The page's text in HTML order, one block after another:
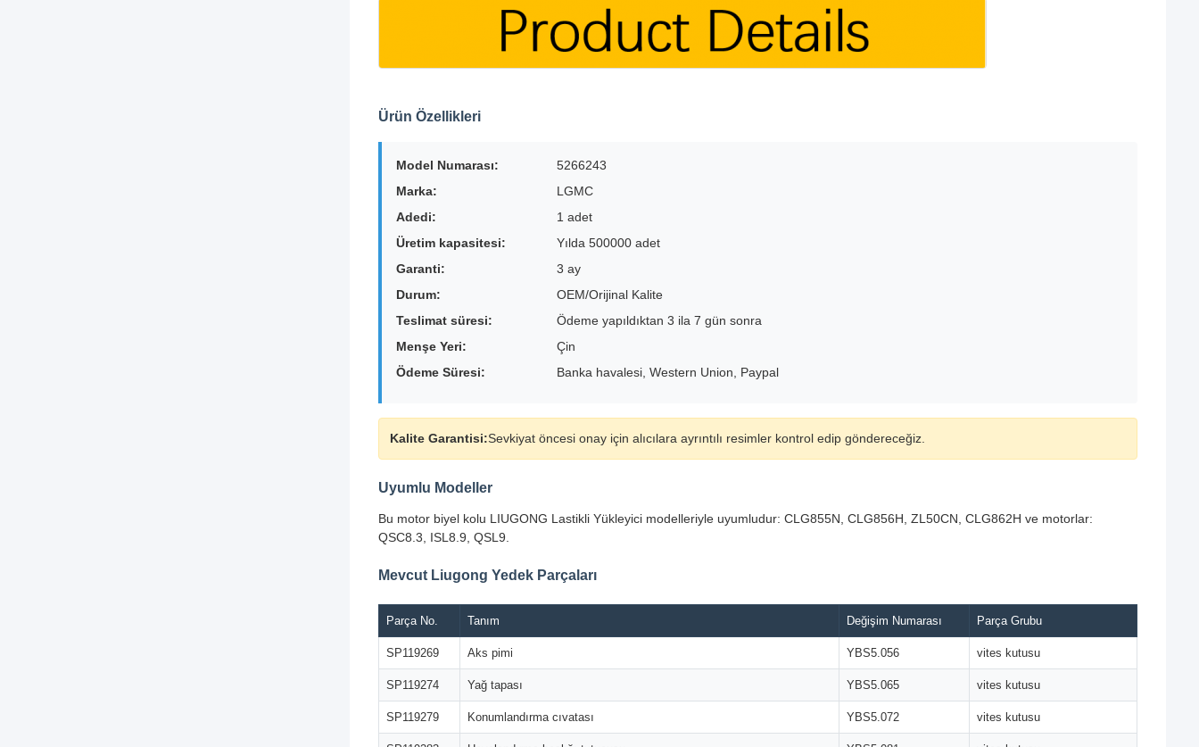
Ürün Özellikleri
Model Numarası:
5266243
Marka:
LGMC
Adedi:
1 adet
Üretim kapasitesi:
Yılda 500000 adet
Garanti:
3 ay
Durum:
OEM/Orijinal Kalite
Teslimat süresi:
Ödeme yapıldıktan 3 ila 7 gün sonra
Menşe Yeri:
Çin
Ödeme Süresi:
Banka havalesi, Western Union, Paypal
Kalite Garantisi:Sevkiyat öncesi onay için alıcılara ayrıntılı resimler kontrol edip göndereceğiz.
Uyumlu Modeller
Bu motor biyel kolu LIUGONG Lastikli Yükleyici modelleriyle uyumludur: CLG855N, CLG856H, ZL50CN, CLG862H ve motorlar:
QSC8.3, ISL8.9, QSL9.
Mevcut Liugong Yedek Parçaları
Parça No. Tanım Değişim Numarası Parça Grubu
SP119269 Aks pimi YBS5.056 vites kutusu
SP119274 Yağ tapası YBS5.065 vites kutusu
SP119279 Konumlandırma cıvatası YBS5.072 vites kutusu